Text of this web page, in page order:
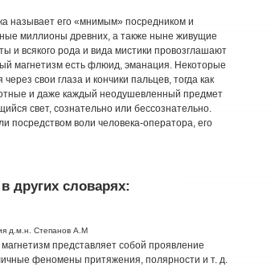
называет его «мнимым» посредником и
миллионы древних, а также ныне живущие
и всякого рода и вида мистики провозглашают
магнетизм есть флюид, эманация. Некоторые
свои глаза и кончики пальцев, тогда как
и даже каждый неодушевленный предмет
свет, сознательно или бессознательно.
посредством воли человека-оператора, его
других словарях:
д.м.н. Степанов А.М
представляет собой проявление
феномены притяжения, полярности и т. д.